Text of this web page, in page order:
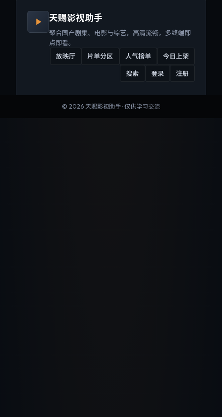
天赐影视助手
聚合国产剧集、电影与综艺，高清流畅，多终端即
点即看。
放映厅
片单分区 人气榜单 今日上架
搜索 登录 注册
© 2026 天赐影视助手 · 仅供学习交流